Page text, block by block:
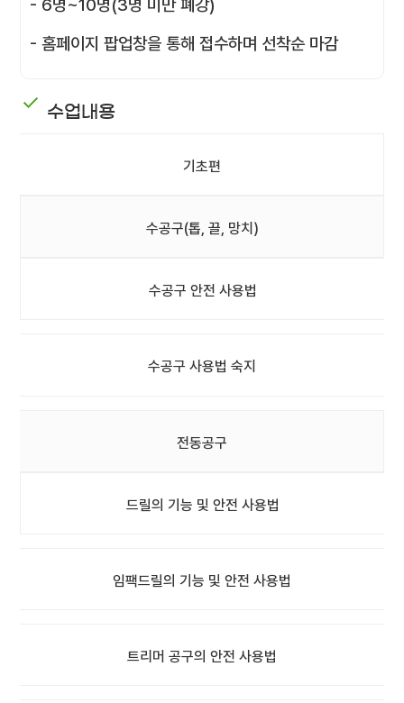
- 6명~10명(3명 미만 폐강)
- 홈페이지 팝업창을 통해 접수하며 선착순 마감
수업내용
기초편
수공구(톱, 끌, 망치)
수공구 안전 사용법
수공구 사용법 숙지
전동공구
드릴의 기능 및 안전 사용법
임팩드릴의 기능 및 안전 사용법
트리머 공구의 안전 사용법